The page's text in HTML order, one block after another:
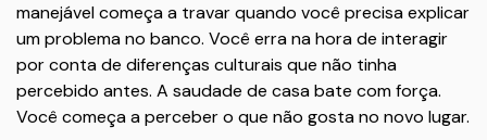
manejável começa a travar quando você precisa explicar
um problema no banco. Você erra na hora de interagir
por conta de diferenças culturais que não tinha
percebido antes. A saudade de casa bate com força.
Você começa a perceber o que não gosta no novo lugar.